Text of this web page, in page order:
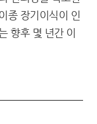
종 장기이식이 인
향후 몇 년간 이